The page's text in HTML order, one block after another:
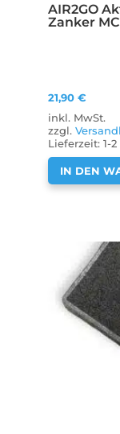
AIR2GO
Zanker
21,90 €
inkl. MwSt.
zzgl.
Lieferzeit: 1-
IN DEN